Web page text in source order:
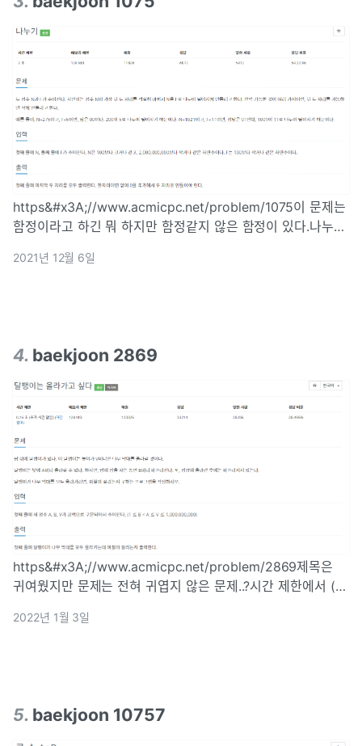
https&#x3A;//www.acmicpc.net/problem/1075이 문제는
함정이라고 하긴 뭐 하지만 함정같지 않은 함정이 있다.나누어
지 않으면 끝에 두 자리를 바꿔야하고 가능한 작게 만들어야
2021년 12월 6일
4. baekjoon 2869
https&#x3A;//www.acmicpc.net/problem/2869제목은
귀여웠지만 문제는 전혀 귀엽지 않은 문제..?시간 제한에서 (추
시간 줄이는 건 잘 못해서 항상 이런 문제는 피하다가 처음으
2022년 1월 3일
5. baekjoon 10757